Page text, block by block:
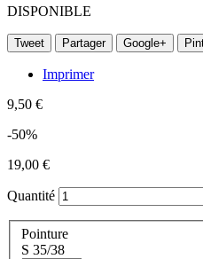
DISPONIBLE
Tweet Partager Google+
Imprimer
9,50 €
-50%
19,00 €
Quantité
Pointure
S 35/38